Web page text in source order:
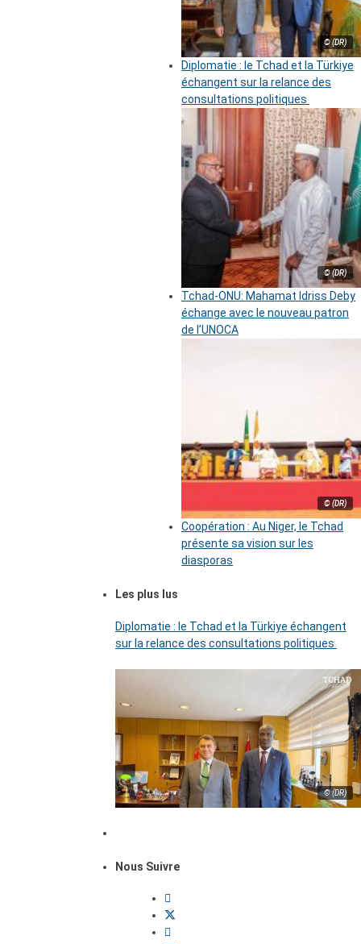
© (DR)
Diplomatie : le Tchad et la Türkiye
échangent sur la relance des
consultations politiques
© (DR)
Tchad-ONU: Mahamat Idriss Deby
échange avec le nouveau patron
de l’UNOCA
© (DR)
Coopération : Au Niger, le Tchad
présente sa vision sur les
diasporas
Les plus lus
Diplomatie : le Tchad et la Türkiye échangent
sur la relance des consultations politiques
© (DR)
Nous Suivre